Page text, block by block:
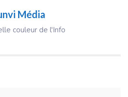
Média
couleur de l'Info